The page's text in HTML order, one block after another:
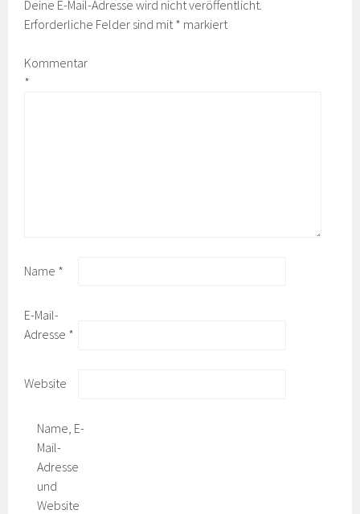
Deine E-Mail-Adresse wird nicht veröffentlicht.
Erforderliche Felder sind mit* markiert
Kommentar
*
Name *
E-Mail-
Adresse *
Website
Name, E-
Mail-
Adresse
und
Website